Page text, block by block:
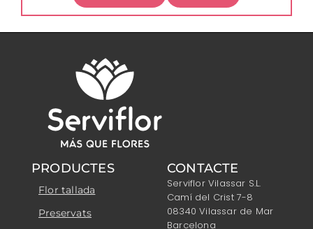
PRODUCTES
Flor tallada
Preservats
CONTACTE
Serviflor Vilassar S.L.
Camí del Crist 7-8
08340 Vilassar de Mar
Barcelona